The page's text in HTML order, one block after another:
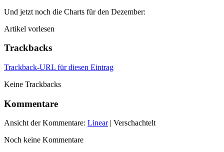
Und jetzt noch die Charts für den Dezember:
Artikel vorlesen
Trackbacks
Trackback-URL für diesen Eintrag
Keine Trackbacks
Kommentare
Ansicht der Kommentare: Linear| Verschachtelt
Noch keine Kommentare